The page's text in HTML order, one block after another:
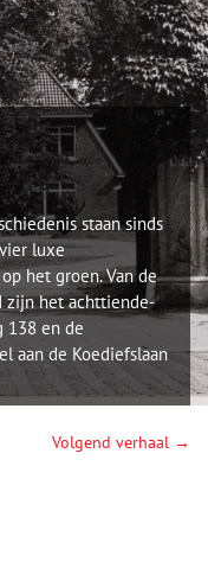
staan sinds
luxe
het groen. Van de
zijn het achttiende-
138 en de
aan de Koediefslaan
Volgend verhaal →